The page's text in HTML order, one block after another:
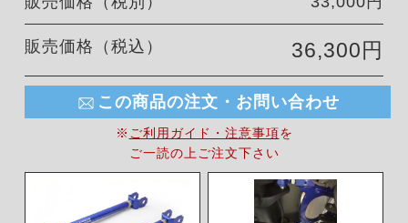
販売価格（税込） 36,300円
この商品の注文・お問い合わせ
※ ご利用ガイド・注意事項を
ご一読の上ご注文下さい